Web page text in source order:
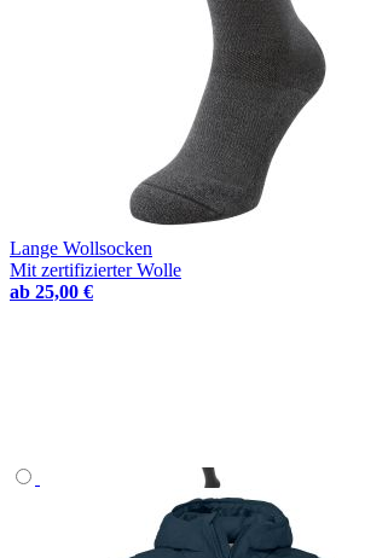
Lange Wollsocken
Mit zertifizierter Wolle
ab 25,00 €